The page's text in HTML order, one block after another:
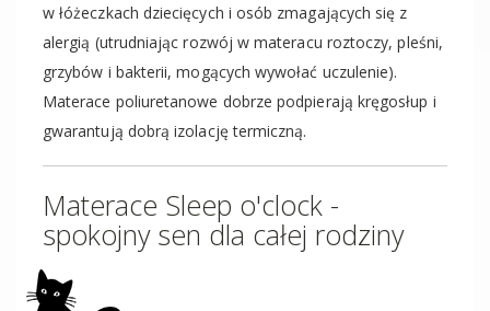
w łóżeczkach dziecięcych i osób zmagających się z
alergią (utrudniając rozwój w materacu roztoczy, pleśni,
grzybów i bakterii, mogących wywołać uczulenie).
Materace poliuretanowe dobrze podpierają kręgosłup i
gwarantują dobrą izolację termiczną.
Materace Sleep o'clock -
spokojny sen dla całej rodziny